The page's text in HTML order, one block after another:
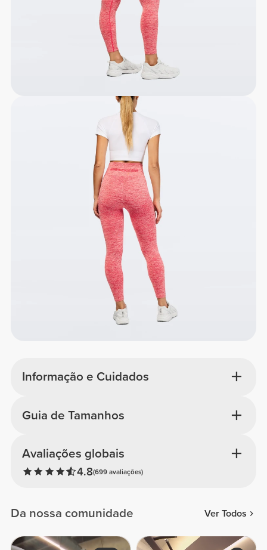
Informação e Cuidados
Avaliações globais
4.8(699 avaliações)
Guia de Tamanhos
Da nossa comunidade Ver Todos